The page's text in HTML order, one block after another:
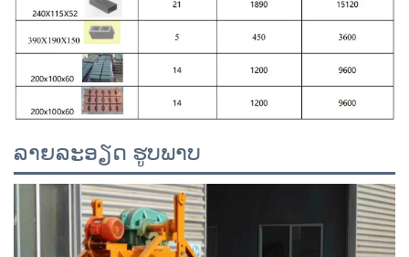
ລາຍລະອຽດ ຮູບພາບ